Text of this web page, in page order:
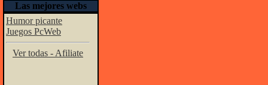
Las mejores webs
Humor picante
Juegos PcWeb
Ver todas - Afiliate